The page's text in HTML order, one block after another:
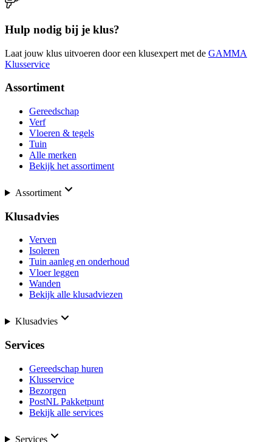
Hulp nodig bij je klus?
Laat jouw klus uitvoeren door een klusexpert met de GAMMA
Klusservice
Assortiment
Gereedschap
Verf
Vloeren & tegels
Tuin
Alle merken
Bekijk het assortiment
Assortiment
Klusadvies
Verven
Isoleren
Tuin aanleg en onderhoud
Vloer leggen
Wanden
Bekijk alle klusadviezen
Klusadvies
Services
Gereedschap huren
Klusservice
Bezorgen
PostNL Pakketpunt
Bekijk alle services
Services